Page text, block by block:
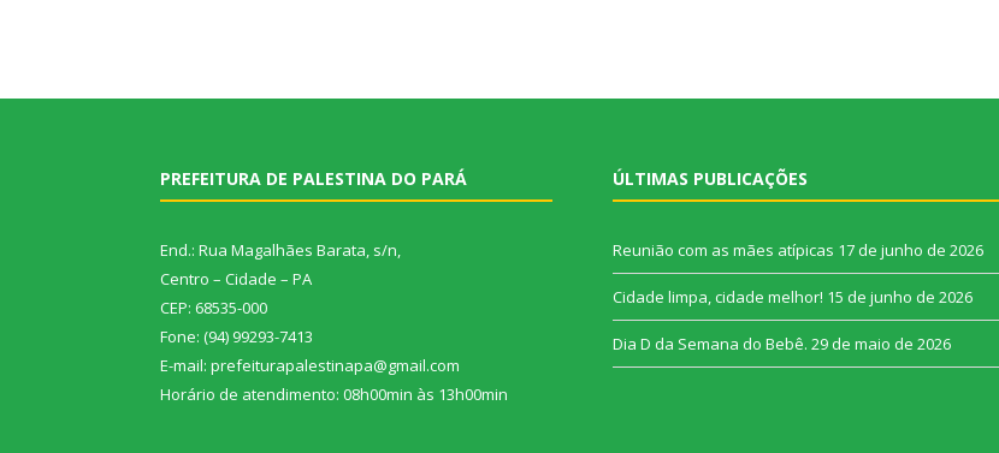
PREFEITURA DE PALESTINA DO PARÁ
End.: Rua Magalhães Barata, s/n,
Centro – Cidade – PA
CEP: 68535-000
Fone: (94) 99293-7413
E-mail: prefeiturapalestinapa@gmail.com
Horário de atendimento: 08h00min às 13h00min
ÚLTIMAS PUBLICAÇÕES
Reunião com as mães atípicas 17 de junho de 2026
Cidade limpa, cidade melhor! 15 de junho de 2026
Dia D da Semana do Bebê. 29 de maio de 2026